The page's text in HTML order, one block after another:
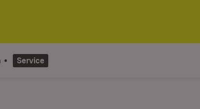
Service